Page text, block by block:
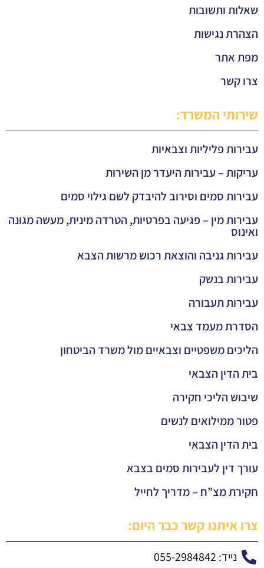
שאלות ותשובות
הצהרת נגישות
מפת אתר
צרו קשר
שירותי המשרד:
עבירות פליליות וצבאיות
עריקות – עבירות היעדר מן השירות
עבירות סמים וסירוב להיבדק לשם גילוי סמים
עבירות מין – פגיעה בפרטיות, הטרדה מינית, מעשה מגונה
ואינוס
עבירות גניבה והוצאת רכוש מרשות הצבא
עבירות בנשק
עבירות תעבורה
הסדרת מעמד צבאי
הליכים משפטיים וצבאיים מול משרד הביטחון
בית הדין הצבאי
שיבוש הליכי חקירה
פטור ממילואים לנשים
בית הדין הצבאי
עורך דין לעבירות סמים בצבא
חקירת מצ”ח – מדריך לחייל
צרו איתנו קשר כבר היום:
נייד: 055-2984842